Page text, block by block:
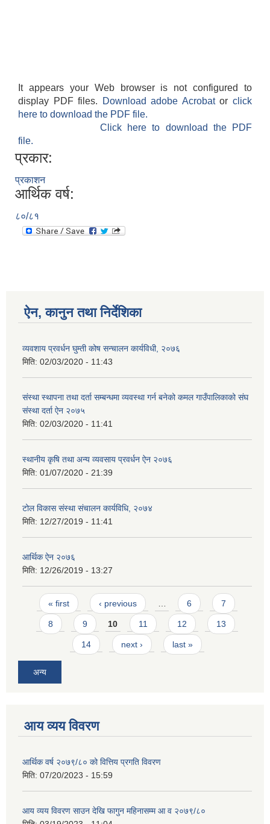
It appears your Web browser is not configured to
display PDF files.
Download adobe Acrobatorclick
here to download the PDF file.
Click here to download the PDF
file.
प्रकार:
प्रकाशन
आर्थिक वर्ष:
८०/८१
ऐन, कानुन तथा निर्देशिका
व्यवशाय प्रवर्धन घुम्ती कोष सन्चालन कार्यविधी, २०७६
मिति: 02/03/2020 - 11:43
संस्था स्थापना तथा दर्ता सम्बन्धमा व्यवस्था गर्न बनेको कमल गाउँपालिकाको संघ
संस्था दर्ता ऐन २०७५
मिति: 02/03/2020 - 11:41
स्थानीय कृषि तथा अन्य व्यवसाय प्रवर्धन ऐन २०७६
मिति: 01/07/2020 - 21:39
टोल विकास संस्था संचालन कार्यविधि, २०७४
मिति: 12/27/2019 - 11:41
आर्थिक ऐन २०७६
मिति: 12/26/2019 - 13:27
Pages
« first ‹ previous 6 7
8 9 10 11 12 13
14 next › last »
अन्य
आय व्यय विवरण
आर्थिक वर्ष २०७९/८० को वित्तिय प्रगति विवरण
मिति: 07/20/2023 - 15:59
आय व्यय विवरण साउन देखि फागुन महिनासम्म आ व २०७९/८०